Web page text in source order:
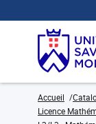
Accueil
Licence